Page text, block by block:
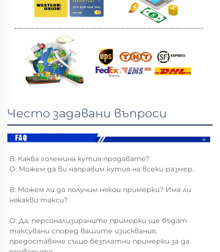
Често задавани въпроси
В: Каква големина кутия продавате?
О: Можем да ви направим кутия на всеки размер.
В: Можем ли да получим някои примерки? Има ли
някакви такси?
О: Да, персонализираните примерки ще бъдат
таксувани според вашите изисквания,
предоставяме също безплатни примерки за да